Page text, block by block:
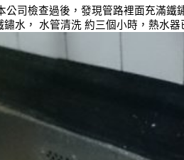
司檢查過後，發現管路裡面充滿
水， 水管清洗 約三個小時，熱水器